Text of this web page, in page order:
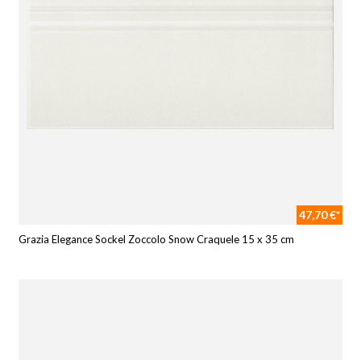
47,70 €*
Grazia Elegance Sockel Zoccolo Snow Craquele 15 x 35 cm